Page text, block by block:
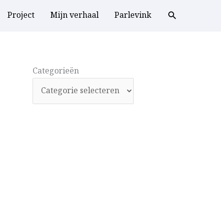
Project Mijn verhaal Parlevink
Categorieën
Categorieën